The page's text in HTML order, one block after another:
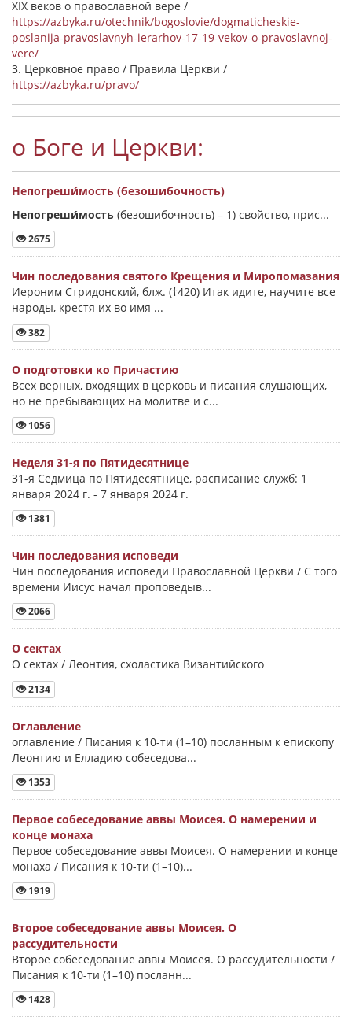
XIX веков о православной вере /
https://azbyka.ru/otechnik/bogoslovie/dogmaticheskie-
poslanija-pravoslavnyh-ierarhov-17-19-vekov-o-pravoslavnoj-
vere/
3. Церковное право / Правила Церкви /
https://azbyka.ru/pravo/
о Боге и Церкви:
Непогреши́мость (безошибочность)
Непогреши́мость (безошибочность) – 1) свойство, прис...
2675
Чин последования святого Крещения и Миропомазания
Иероним Стридонский, блж. (†420) Итак идите, научите все
народы, крестя их во имя ...
382
О подготовки ко Причастию
Всех верных, входящих в церковь и писания слушающих,
но не пребывающих на молитве и с...
1056
Неделя 31-я по Пятидесятнице
31-я Седмица по Пятидесятнице, расписание служб: 1
января 2024 г. - 7 января 2024 г.
1381
Чин последования исповеди
Чин последования исповеди Православной Церкви / С того
времени Иисус начал проповедыв...
2066
О сектах
О сектах / Леонтия, схоластика Византийского
2134
Оглавление
оглавление / Писания к 10-ти (1–10) посланным к епископу
Леонтию и Елладию собеседова...
1353
Первое собеседование аввы Моисея. О намерении и
конце монаха
Первое собеседование аввы Моисея. О намерении и конце
монаха / Писания к 10-ти (1–10)...
1919
Второе собеседование аввы Моисея. О
рассудительности
Второе собеседование аввы Моисея. О рассудительности /
Писания к 10-ти (1–10) посланн...
1428